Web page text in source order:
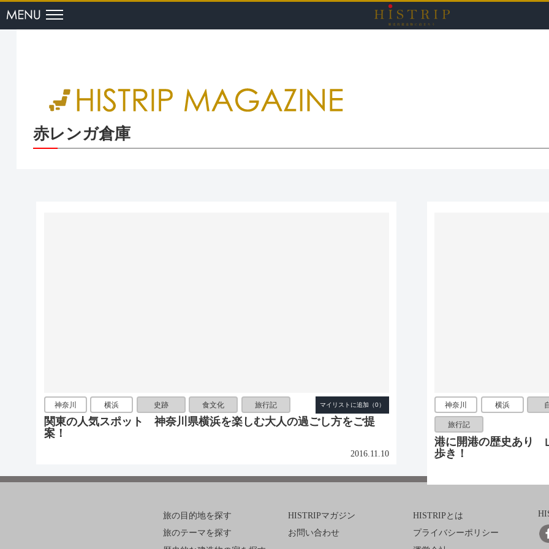
HISTRIP（
赤レンガ倉庫
神奈川 横浜 史跡 食文化 旅行記
関東の人気スポット 神奈川県横浜を楽しむ大人の過ごし方をご提
案！
2016.11.10
神奈川 横浜
旅行記
港に開港の歴史あり
歩き！
旅の目的地を探す
旅のテーマを探す
HISTRIPマガジン
お問い合わせ
HISTRIPとは
プライバシーポリシー